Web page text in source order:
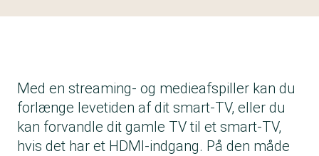
Med en streaming- og medieafspiller kan du
forlænge levetiden af dit smart-TV, eller du
kan forvandle dit gamle TV til et smart-TV,
hvis det har et HDMI-indgang. På den måde